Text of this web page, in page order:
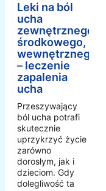
Leki na ból
ucha
zewnętrznego,
środkowego,
wewnętrznego
– leczenie
zapalenia
ucha
Przeszywający
ból ucha potrafi
skutecznie
uprzykrzyć życie
zarówno
dorosłym, jak i
dzieciom. Gdy
dolegliwość ta